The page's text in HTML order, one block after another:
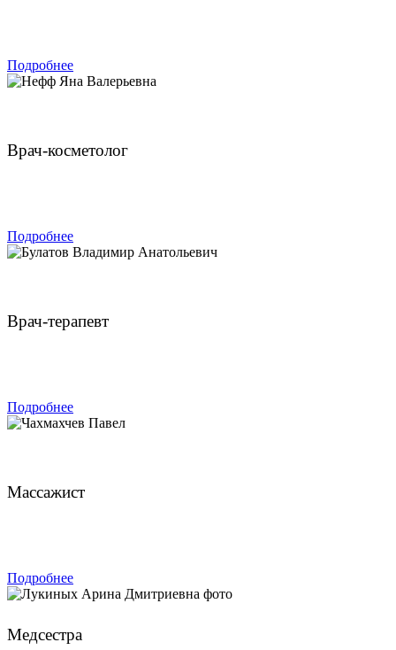
Подробнее
Врач-косметолог
Подробнее
Врач-терапевт
Подробнее
Массажист
Подробнее
Медсестра